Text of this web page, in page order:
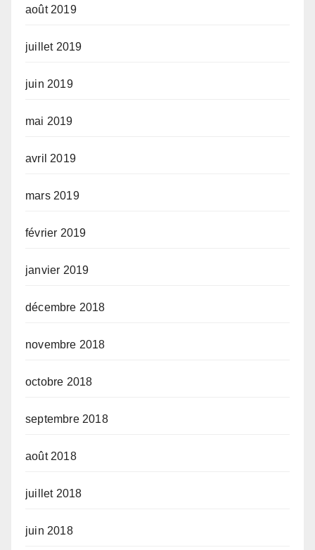
août 2019
juillet 2019
juin 2019
mai 2019
avril 2019
mars 2019
février 2019
janvier 2019
décembre 2018
novembre 2018
octobre 2018
septembre 2018
août 2018
juillet 2018
juin 2018